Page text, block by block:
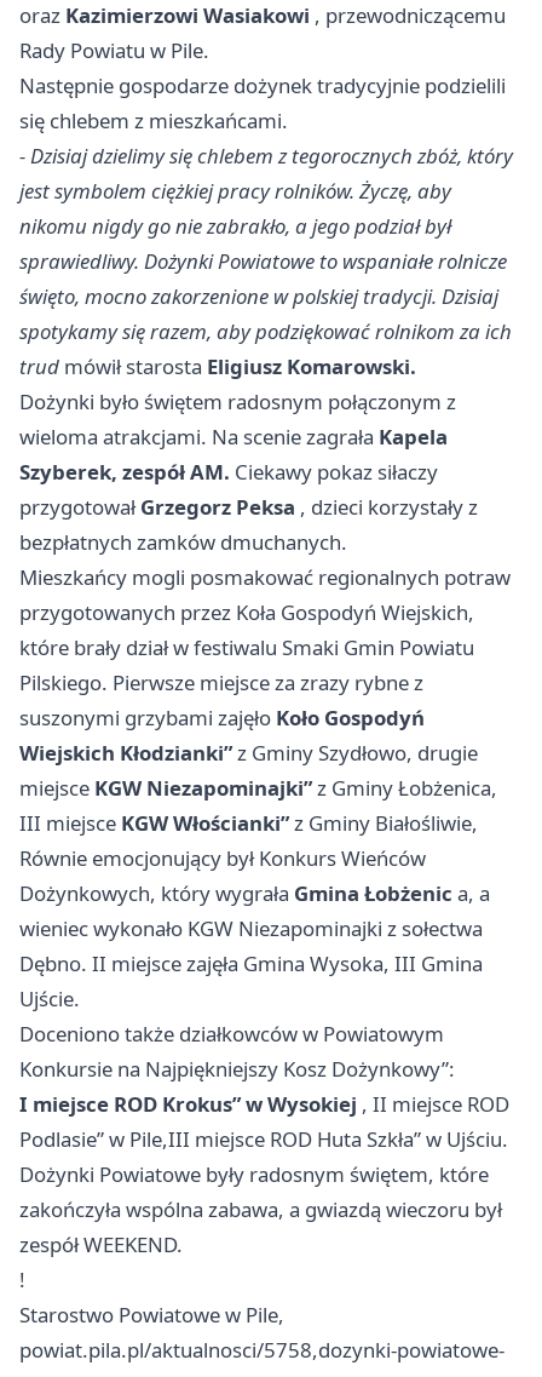
oraz Kazimierzowi Wasiakowi , przewodniczącemu
Rady Powiatu w Pile.
Następnie gospodarze dożynek tradycyjnie podzielili
się chlebem z mieszkańcami.
- Dzisiaj dzielimy się chlebem z tegorocznych zbóż, który
jest symbolem ciężkiej pracy rolników. Życzę, aby
nikomu nigdy go nie zabrakło, a jego podział był
sprawiedliwy. Dożynki Powiatowe to wspaniałe rolnicze
święto, mocno zakorzenione w polskiej tradycji. Dzisiaj
spotykamy się razem, aby podziękować rolnikom za ich
trud mówił starosta Eligiusz Komarowski.
Dożynki było świętem radosnym połączonym z
wieloma atrakcjami. Na scenie zagrała Kapela
Szyberek, zespół AM. Ciekawy pokaz siłaczy
przygotowałGrzegorz Peksa , dzieci korzystały z
bezpłatnych zamków dmuchanych.
Mieszkańcy mogli posmakować regionalnych potraw
przygotowanych przez Koła Gospodyń Wiejskich,
które brały dział w festiwalu Smaki Gmin Powiatu
Pilskiego. Pierwsze miejsce za zrazy rybne z
suszonymi grzybami zajęło Koło Gospodyń
Wiejskich Kłodzianki”z Gminy Szydłowo, drugie
miejsce KGW Niezapominajki”z Gminy Łobżenica,
III miejsce KGW Włościanki”z Gminy Białośliwie,
Równie emocjonujący był Konkurs Wieńców
Dożynkowych, który wygrała Gmina Łobżenic a, a
wieniec wykonało KGW Niezapominajki z sołectwa
Dębno. II miejsce zajęła Gmina Wysoka, III Gmina
Ujście.
Doceniono także działkowców w Powiatowym
Konkursie na Najpiękniejszy Kosz Dożynkowy”:
I miejsce ROD Krokus” w Wysokiej , II miejsce ROD
Podlasie” w Pile,III miejsce ROD Huta Szkła” w Ujściu.
Dożynki Powiatowe były radosnym świętem, które
zakończyła wspólna zabawa, a gwiazdą wieczoru był
zespół WEEKEND.
!
Starostwo Powiatowe w Pile,
powiat.pila.pl/aktualnosci/5758,dozynki-powiatowe-